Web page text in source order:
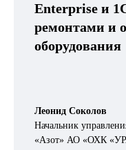
Enterprise и
ремонтами и
оборудования
Леонид Соколов
Начальник
«Азот» АО «ОХК